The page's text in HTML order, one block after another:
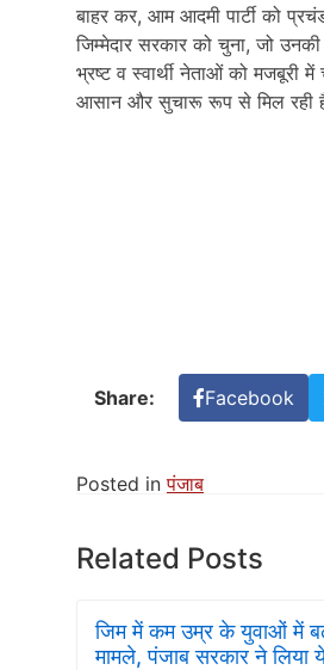
बाहर कर, आम आदमी पार्टी को
जिम्मेदार सरकार को चुना, जो
भ्रष्ट व स्वार्थी नेताओं को मजबूरी
आसान और सुचारू रूप से मिल रही
Share: Facebook
Posted inपंजाब
Related Posts
जिम में कम उम्र के युवाओं में
मामले, पंजाब सरकार ने लिया